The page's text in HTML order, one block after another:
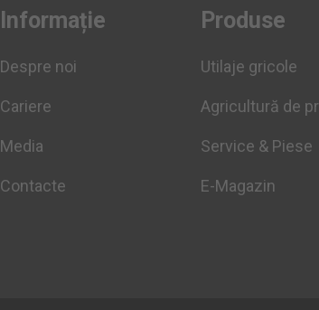
Informație
Despre noi
Cariere
Media
Contacte
Produse
Utilaje gricole
Agricultură de
Service & Piese
E-Magazin